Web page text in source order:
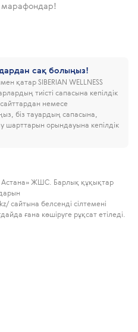
марафондар!
сақ болыңыз!
қатар SIBERIAN WELLNESS
тиісті сапасына кепілдік
немесе
біз тауардың сапасына,
орындауына кепілдік
Астана» ЖШС. Барлық құқықтар
сайтына белсенді сілтемені
ғана көшіруге рұқсат етіледі.